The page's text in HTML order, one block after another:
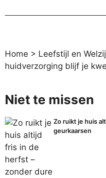
Home > Leefstijl en
huidverzorging blijf je
Niet te missen
Zo ruikt je huis
geurkaarsen